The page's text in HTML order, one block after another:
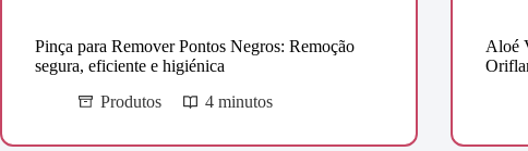
Pinça para Remover Pontos Negros: Remoção
segura, eficiente e higiénica
Produtos
4 minutos
Aloé